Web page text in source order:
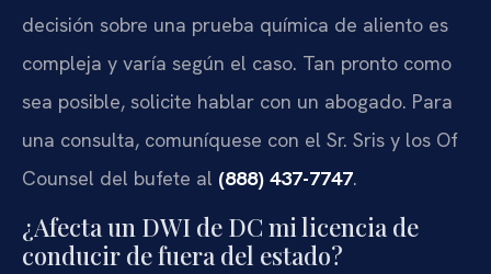
decisión sobre una prueba química de aliento es
compleja y varía según el caso. Tan pronto como
sea posible, solicite hablar con un abogado. Para
una consulta, comuníquese con el Sr. Sris y los Of
Counsel del bufete al (888) 437-7747.
¿Afecta un DWI de DC mi licencia de
conducir de fuera del estado?